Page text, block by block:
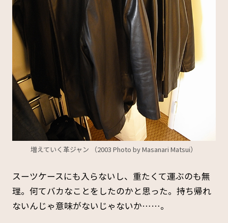
増えていく革ジャン （2003 Photo by Masanari Matsui）
スーツケースにも入らないし、重たくて運ぶのも無
理。何てバカなことをしたのかと思った。持ち帰れ
ないんじゃ意味がないじゃないか……。